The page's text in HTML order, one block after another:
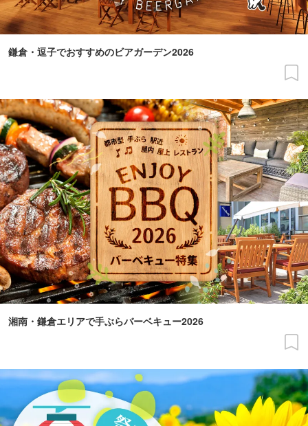
鎌倉・逗子でおすすめのビアガーデン2026
湘南・鎌倉エリアで手ぶらバーベキュー2026